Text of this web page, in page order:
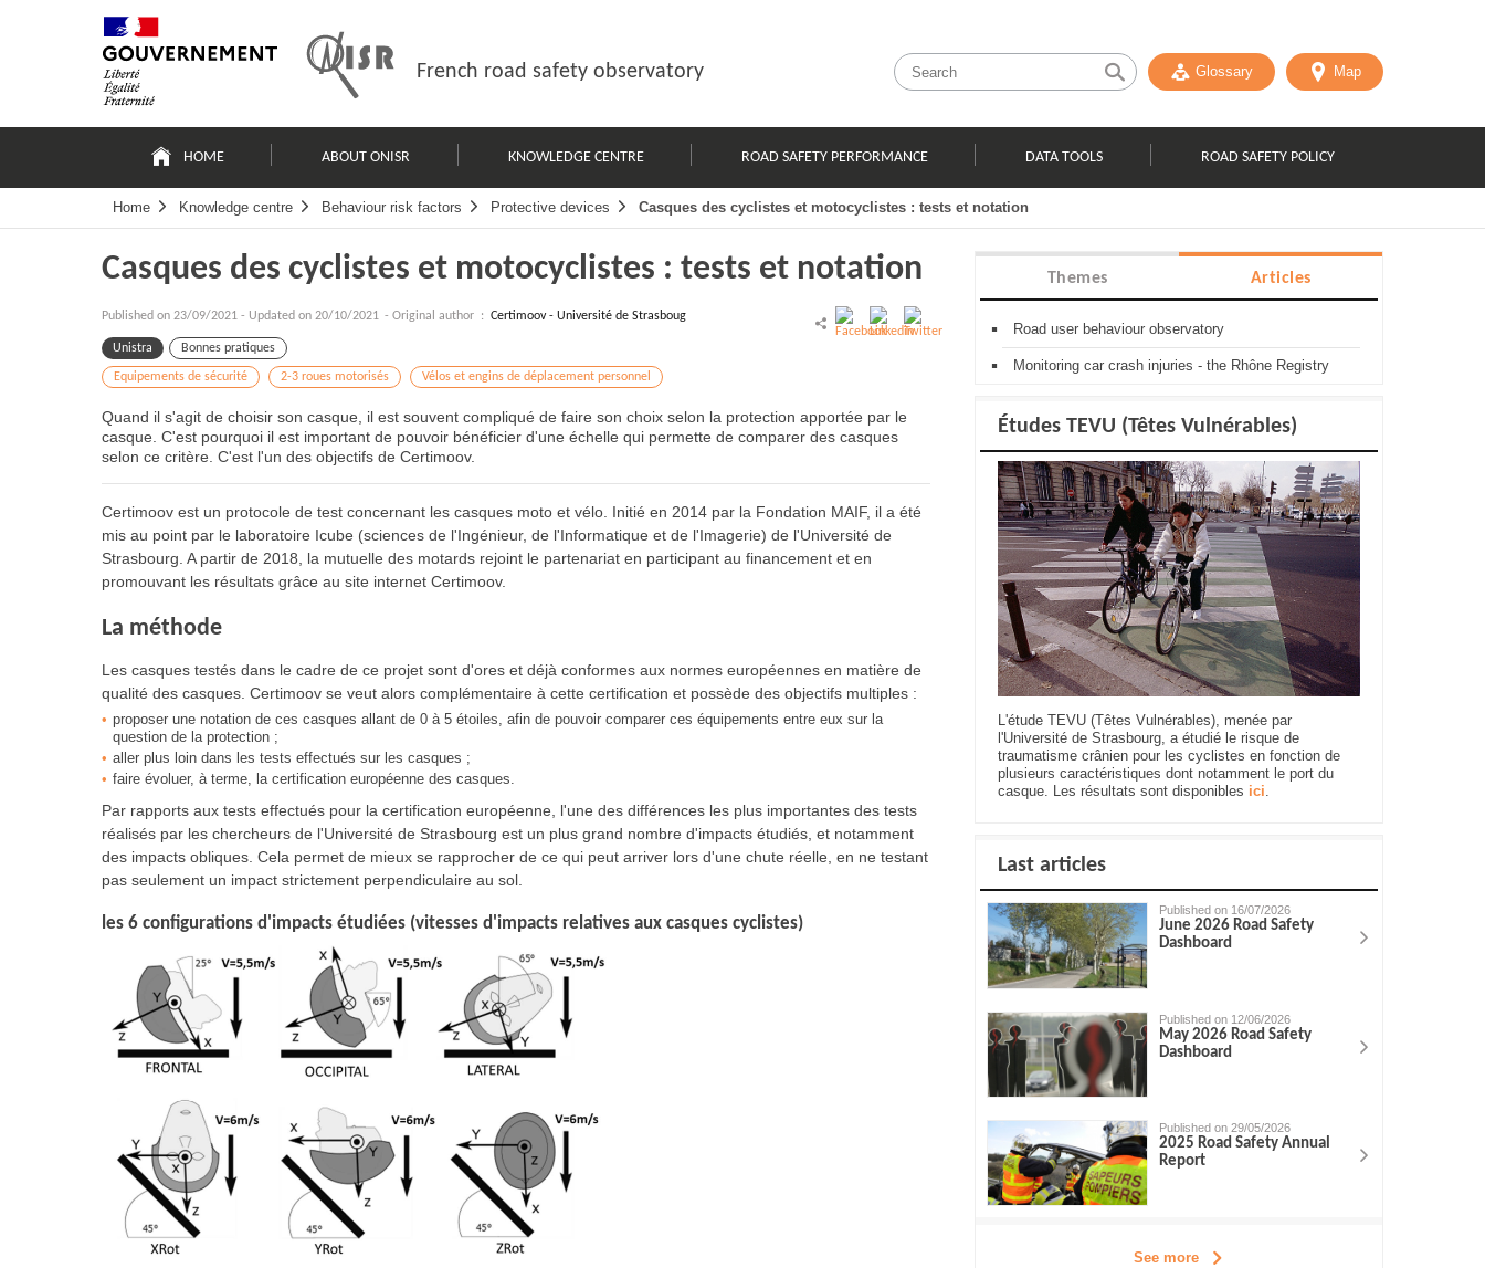
French road safety observatory Glossary Map
principale
HOME ABOUT ONISR KNOWLEDGE CENTRE ROAD SAFETY PERFORMANCE DATA TOOLS ROAD SAFETY POLICY
Home Knowledge centre Behaviour risk factors Protective devices Casques des cyclistes et motocyclistes : tests et notation
Casques des cyclistes et motocyclistes : tests et notation
Published on 23/09/2021 - Updated on 20/10/2021 - Original author : Certimoov - Université de Strasboug
Unistra Bonnes pratiques
Equipements de sécurité 2-3 roues motorisés Vélos et engins de déplacement personnel
Quand il s'agit de choisir son casque, il est souvent compliqué de faire son choix selon la protection apportée par le
casque. C'est pourquoi il est important de pouvoir bénéficier d'une échelle qui permette de comparer des casques
selon ce critère. C'est l'un des objectifs de Certimoov.
Certimoov est un protocole de test concernant les casques moto et vélo. Initié en 2014 par la Fondation MAIF, il a été
mis au point par le laboratoire Icube (sciences de l'Ingénieur, de l'Informatique et de l'Imagerie) de l'Université de
Strasbourg. A partir de 2018, la mutuelle des motards rejoint le partenariat en participant au financement et en
promouvant les résultats grâce au site internet Certimoov.
La méthode
Les casques testés dans le cadre de ce projet sont d'ores et déjà conformes aux normes européennes en matière de
qualité des casques. Certimoov se veut alors complémentaire à cette certification et possède des objectifs multiples :
proposer une notation de ces casques allant de 0 à 5 étoiles, afin de pouvoir comparer ces équipements entre eux sur la
question de la protection ;
aller plus loin dans les tests effectués sur les casques ;
faire évoluer, à terme, la certification européenne des casques.
Par rapports aux tests effectués pour la certification européenne, l'une des différences les plus importantes des tests
réalisés par les chercheurs de l'Université de Strasbourg est un plus grand nombre d'impacts étudiés, et notamment
des impacts obliques. Cela permet de mieux se rapprocher de ce qui peut arriver lors d'une chute réelle, en ne testant
pas seulement un impact strictement perpendiculaire au sol.
les 6 configurations d'impacts étudiées (vitesses d'impacts relatives aux casques cyclistes)
Themes Articles
Road user behaviour observatory
Monitoring car crash injuries - the Rhône Registry
Études TEVU (Têtes Vulnérables)
L'étude TEVU (Têtes Vulnérables), menée par
l'Université de Strasbourg, a étudié le risque de
traumatisme crânien pour les cyclistes en fonction de
plusieurs caractéristiques dont notamment le port du
casque. Les résultats sont disponibles ici.
Last articles
Published on 16/07/2026
June 2026 Road Safety
Dashboard
Published on 12/06/2026
May 2026 Road Safety
Dashboard
Published on 29/05/2026
2025 Road Safety Annual
Report
See more